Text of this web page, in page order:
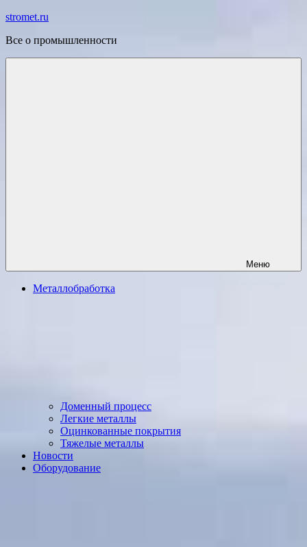
Перейти
содержимому
stromet.ru
Все о промышленности
Меню
Металлобработка
Доменный процесс
Легкие металлы
Оцинкованные покрытия
Тяжелые металлы
Новости
Оборудование